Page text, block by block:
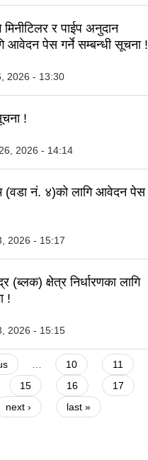
र पाईप अनुदान
आवेदन पेस गर्ने सम्बन्धी सूचना !
2026 - 13:30
!
2026 - 14:14
(वडा नं. ४)को लागि आवेदन पेस
2026 - 15:17
(ब्लक) क्षेत्र निर्धारणका लागि
!
2026 - 15:15
10
11
15 16
17
next › last »